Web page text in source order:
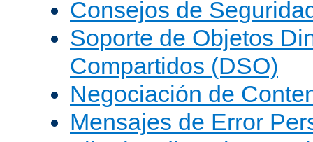
Consejos de
Soporte de Objetos
Compartidos (DSO)
Negociación de
Mensajes de Error